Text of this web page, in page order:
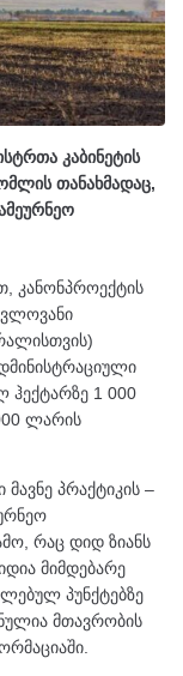
კაბინეტის
თანახმადაც,
კანონპროექტის
ჰექტარზე 1 000
ლარის
პრაქტიკის –
რაც დიდ ზიანს
მიმდებარე
პუნქტებზე
მთავრობის